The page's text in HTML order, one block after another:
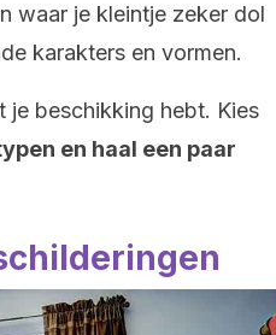
waar je kleintje zeker dol
karakters en vormen.
je beschikking hebt. Kies
en haal een paar